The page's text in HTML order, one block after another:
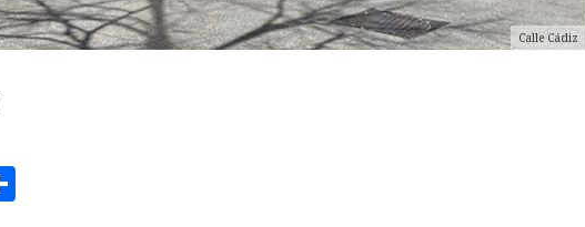
Calle Cádiz